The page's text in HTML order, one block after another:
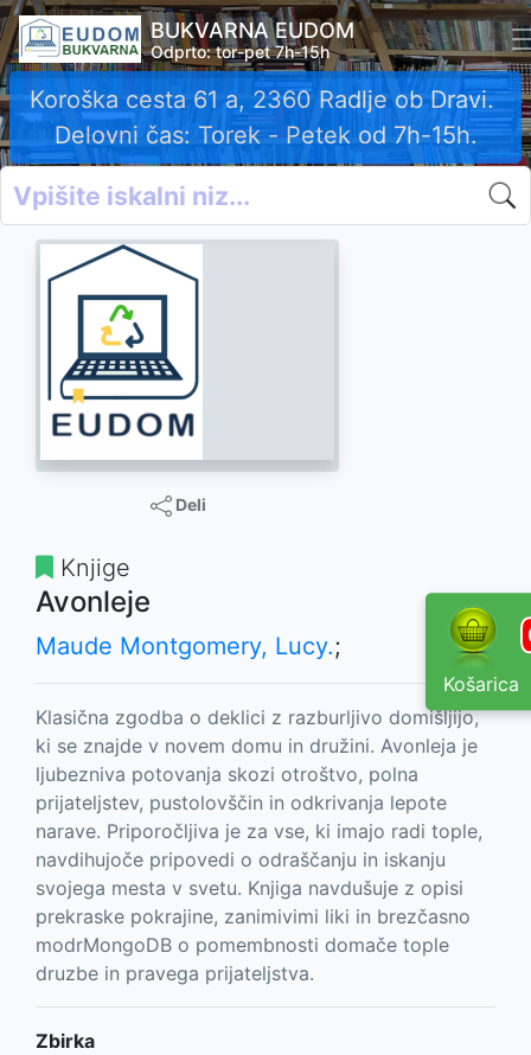
BUKVARNA EUDOM
Odprto: tor-pet 7h-15h
Koroška cesta 61 a, 2360 Radlje ob Dravi.
Delovni čas: Torek - Petek od 7h-15h.
Košarica
Deli
Knjige
Avonleje
Maude Montgomery, Lucy.;
Klasična zgodba o deklici z razburljivo domišljijo,
ki se znajde v novem domu in družini. Avonleja je
ljubezniva potovanja skozi otroštvo, polna
prijateljstev, pustolovščin in odkrivanja lepote
narave. Priporočljiva je za vse, ki imajo radi tople,
navdihujoče pripovedi o odraščanju in iskanju
svojega mesta v svetu. Knjiga navdušuje z opisi
prekraske pokrajine, zanimivimi liki in brezčasno
modrMongoDB o pomembnosti domače tople
druzbe in pravega prijateljstva.
Zbirka